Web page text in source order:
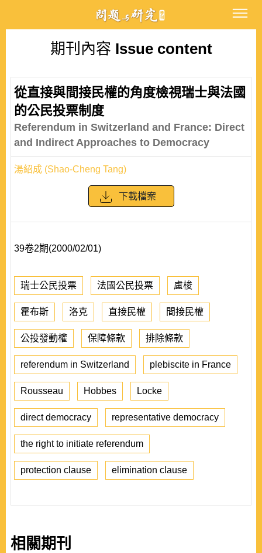
期刊內容 Issue content
從直接與間接民權的角度檢視瑞士與法國
的公民投票制度
Referendum in Switzerland and France: Direct
and Indirect Approaches to Democracy
湯紹成 (Shao-Cheng Tang)
下載檔案
39卷2期(2000/02/01)
瑞士公民投票 法國公民投票 盧梭
霍布斯 洛克 直接民權 間接民權
公投發動權 保障條款 排除條款
referendum in Switzerland plebiscite in France
Rousseau Hobbes Locke
direct democracy representative democracy
the right to initiate referendum
protection clause elimination clause
相關期刊